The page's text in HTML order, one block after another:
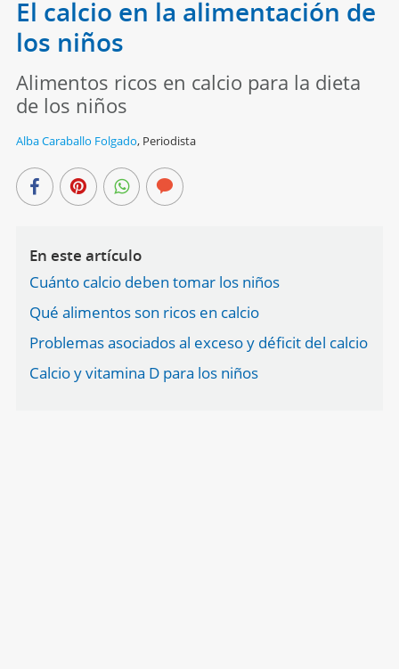
El calcio en la alimentación de
los niños
Alimentos ricos en calcio para la dieta
de los niños
Alba Caraballo Folgado, Periodista
En este artículo
Cuánto calcio deben tomar los niños
Qué alimentos son ricos en calcio
Problemas asociados al exceso y déficit del calcio
Calcio y vitamina D para los niños